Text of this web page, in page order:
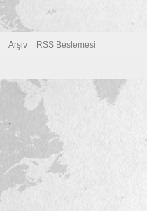
Arşiv RSS Beslemesi